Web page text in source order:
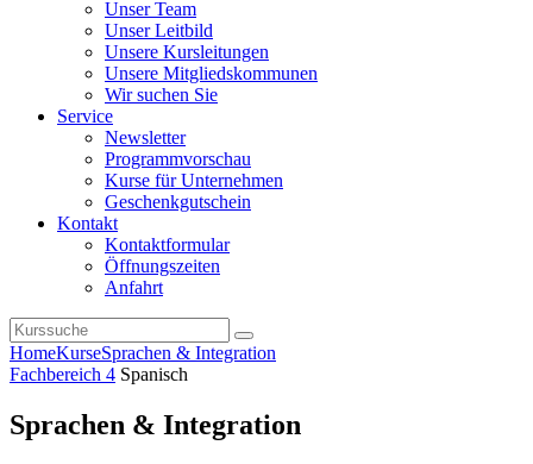
Unser Team
Unser Leitbild
Unsere Kursleitungen
Unsere Mitgliedskommunen
Wir suchen Sie
Service
Newsletter
Programmvorschau
Kurse für Unternehmen
Geschenkgutschein
Kontakt
Kontaktformular
Öffnungszeiten
Anfahrt
HomeKurseSprachen & Integration
Fachbereich 4 Spanisch
Sprachen & Integration